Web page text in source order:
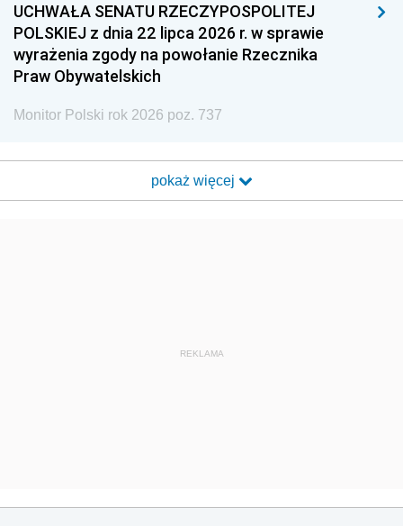
UCHWAŁA SENATU RZECZYPOSPOLITEJ
POLSKIEJ z dnia 22 lipca 2026 r. w sprawie
wyrażenia zgody na powołanie Rzecznika
Praw Obywatelskich
Monitor Polski rok 2026 poz. 737
pokaż więcej
REKLAMA